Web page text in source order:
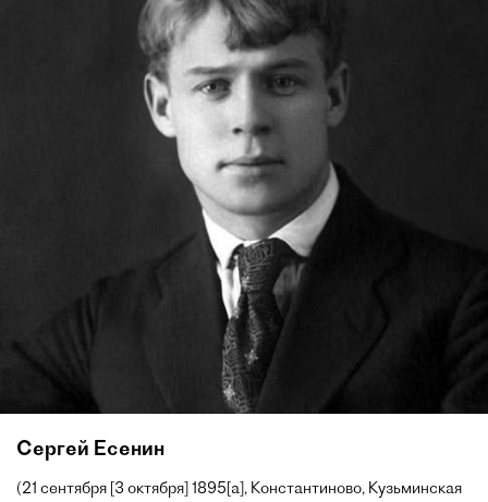
Сергей Есенин
(21 сентября [3 октября] 1895[a], Константиново, Кузьминская